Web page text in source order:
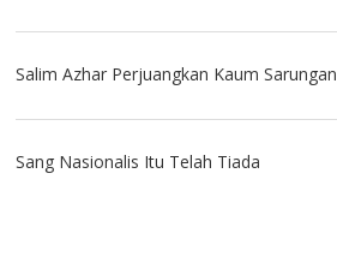
Salim Azhar Perjuangkan Kaum Sarungan
Sang Nasionalis Itu Telah Tiada